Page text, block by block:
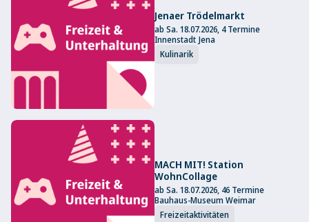
Jenaer Trödelmarkt
ab Sa. 18.07.2026, 4 Termine
Innenstadt Jena
Kulinarik
MACH MIT! Station
WohnCollage
ab Sa. 18.07.2026, 46 Termine
Bauhaus-Museum Weimar
Freizeitaktivitäten